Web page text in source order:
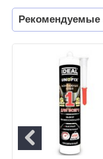
Рекомендуемые